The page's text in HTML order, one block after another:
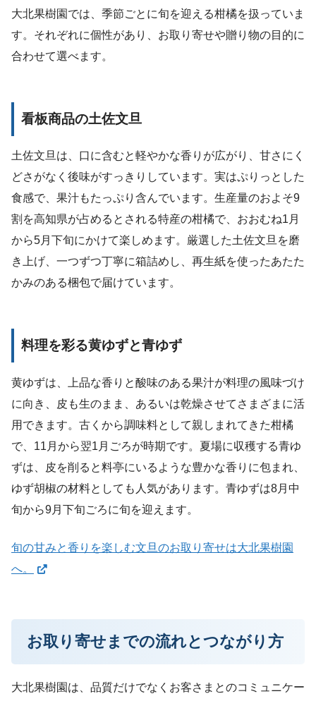
大北果樹園では、季節ごとに旬を迎える柑橘を扱っていま
す。それぞれに個性があり、お取り寄せや贈り物の目的に
合わせて選べます。
看板商品の土佐文旦
土佐文旦は、口に含むと軽やかな香りが広がり、甘さにく
どさがなく後味がすっきりしています。実はぷりっとした
食感で、果汁もたっぷり含んでいます。生産量のおよそ9
割を高知県が占めるとされる特産の柑橘で、おおむね1月
から5月下旬にかけて楽しめます。厳選した土佐文旦を磨
き上げ、一つずつ丁寧に箱詰めし、再生紙を使ったあたた
かみのある梱包で届けています。
料理を彩る黄ゆずと青ゆず
黄ゆずは、上品な香りと酸味のある果汁が料理の風味づけ
に向き、皮も生のまま、あるいは乾燥させてさまざまに活
用できます。古くから調味料として親しまれてきた柑橘
で、11月から翌1月ごろが時期です。夏場に収穫する青ゆ
ずは、皮を削ると料亭にいるような豊かな香りに包まれ、
ゆず胡椒の材料としても人気があります。青ゆずは8月中
旬から9月下旬ごろに旬を迎えます。
旬の甘みと香りを楽しむ文旦のお取り寄せは大北果樹園
へ。
お取り寄せまでの流れとつながり方
大北果樹園は、品質だけでなくお客さまとのコミュニケー